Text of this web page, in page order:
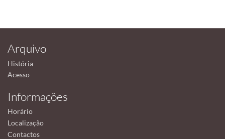
Arquivo
História
Acesso
Informações
Horário
Localização
Contactos